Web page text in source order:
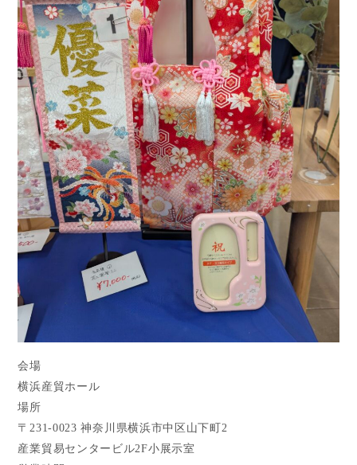
会場
横浜産貿ホール
場所
〒231-0023 神奈川県横浜市中区山下町2
産業貿易センタービル2F小展示室